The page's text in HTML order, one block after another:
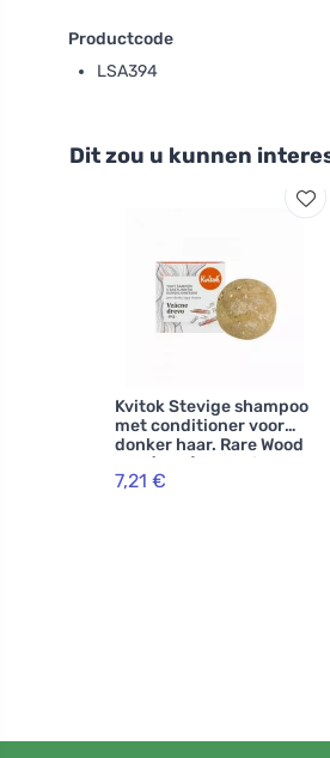
Productcode
LSA394
Dit zou u kunnen
Kvitok Stevige shampoo
met conditioner voor
donker haar. Rare Wood
XXL (50 g) - schuimt
prachtig
7,21 €